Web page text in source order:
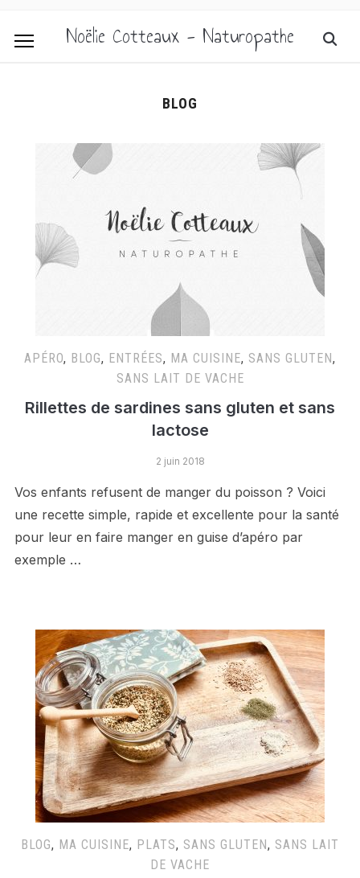
Noëlie Cotteaux - Naturopathe
BLOG
APÉRO, BLOG, ENTRÉES, MA CUISINE, SANS GLUTEN,
SANS LAIT DE VACHE
Rillettes de sardines sans gluten et sans
lactose
2 juin 2018
Vos enfants refusent de manger du poisson ? Voici
une recette simple, rapide et excellente pour la santé
pour leur en faire manger en guise d’apéro par
exemple …
BLOG, MA CUISINE, PLATS, SANS GLUTEN, SANS LAIT
DE VACHE